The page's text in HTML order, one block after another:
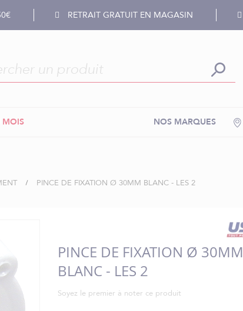
RETRAIT GRATUIT EN MAGASIN
MOIS NOS MARQUES
PINCE DE FIXATION Ø 30MM BLANC - LES 2
PINCE DE FIXATION Ø 30MM
BLANC - LES 2
Soyez le premier à noter ce produit